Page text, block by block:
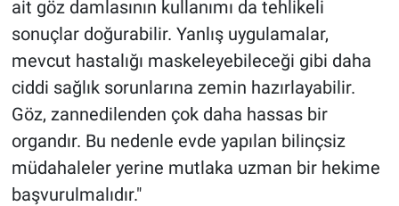
ait göz damlasının kullanımı da tehlikeli
sonuçlar doğurabilir. Yanlış uygulamalar,
mevcut hastalığı maskeleyebileceği gibi daha
ciddi sağlık sorunlarına zemin hazırlayabilir.
Göz, zannedilenden çok daha hassas bir
organdır. Bu nedenle evde yapılan bilinçsiz
müdahaleler yerine mutlaka uzman bir hekime
başvurulmalıdır."